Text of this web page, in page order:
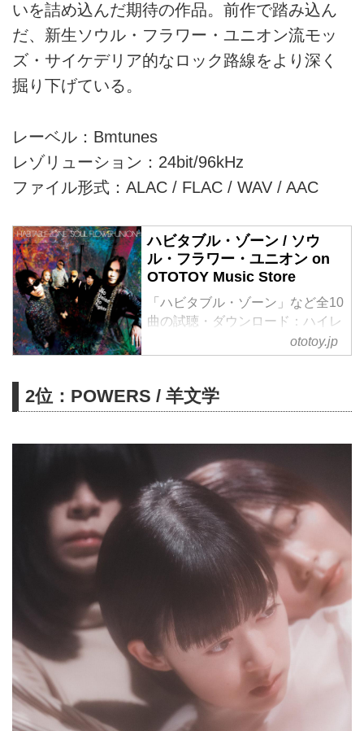
いを詰め込んだ期待の作品。前作で踏み込ん
だ、新生ソウル・フラワー・ユニオン流モッ
ズ・サイケデリア的なロック路線をより深く
掘り下げている。
レーベル：Bmtunes
レゾリューション：24bit/96kHz
ファイル形式：ALAC / FLAC / WAV / AAC
ハビタブル・ゾーン / ソウ
ル・フラワー・ユニオン on
OTOTOY Music Store
「ハビタブル・ゾーン」など全10
曲の試聴・ダウンロード：ハイレ
ゾ音楽配信と音楽記事はOTOTOY
で！ 2018年発表の前作『バタフ
ル・アルバムとして4年ぶりのリ
リースであったが、今作は2年と
ない状況下にもかかわらず、現メ
ンバー体制となって2作目、上り
調子となっているバンドの現在
と、この時代への様々な思いを詰
め込んだ期待の作品。前作で踏み
込んだ、新生ソウル・フラワー・
ユニオン流モッズ・サイケデリア
ototoy.jp
2位：POWERS / 羊文学